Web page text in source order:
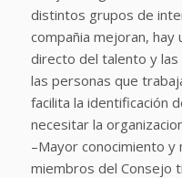
distintos grupos de
compañia mejoran, hay
directo del talento y
las personas que
facilita la identificación
necesitar la
–Mayor conocimiento y
miembros del Consejo